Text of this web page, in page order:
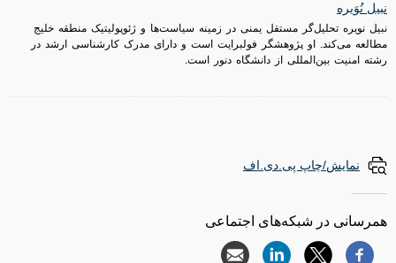
نبیل نُوَیره
نبیل نویره تحلیل‌گر مستقل یمنی در زمینه سیاست‌ها و ژئوپولیتیک منطقه خلیج
مطالعه می‌کند. او پژوهشگر فولبرایت است و دارای مدرک کارشناسی ارشد در
رشته امنیت بین‌المللی از دانشگاه دنور است.
نمایش/چاپ پی.دی.اف
همرسانی در شبکه‌های اجتماعی